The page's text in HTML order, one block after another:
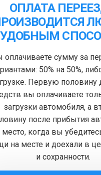
ОПЛАТА
УДОБНЫМ
оплачиваете сумму за
50% на 50%,
Первую
вы оплачиваете
загрузки автомобиля, а
после прибытия
место, когда вы
на месте и доехали в
и сохранности.